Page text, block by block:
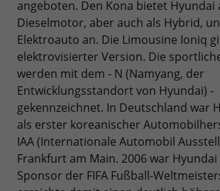
angeboten. Den Kona bietet Hyundai
Dieselmotor, aber auch als Hybrid,
Elektroauto an. Die Limousine Ioniq
elektrovisierter Version. Die
werden mit dem - N (Namyang, der
Entwicklungsstandort von Hyundai) -
gekennzeichnet. In Deutschland war
als erster koreanischer
IAA (Internationale Automobil
Frankfurt am Main. 2006 war
Sponsor der FIFA Fußball-